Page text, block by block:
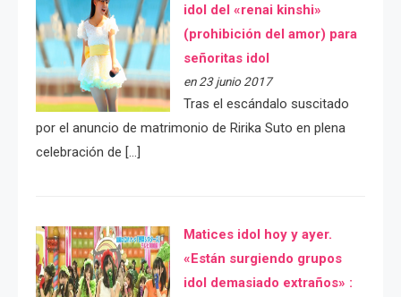
idol del «renai kinshi»
(prohibición del amor) para
señoritas idol
en 23 junio 2017
Tras el escándalo suscitado
por el anuncio de matrimonio de Ririka Suto en plena
celebración de […]
Matices idol hoy y ayer.
«Están surgiendo grupos
idol demasiado extraños» :